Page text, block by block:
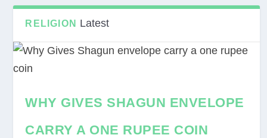
RELIGION Latest
WHY GIVES SHAGUN ENVELOPE
CARRY A ONE RUPEE COIN